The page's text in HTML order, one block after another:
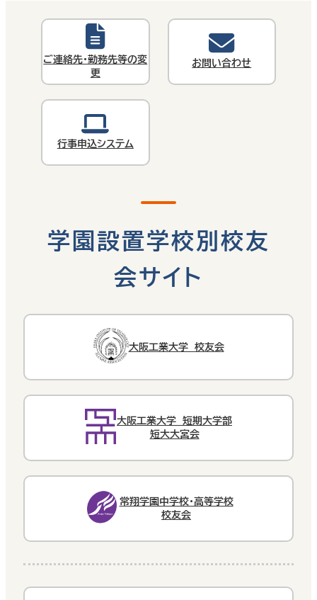
ご連絡先・勤務先等の変
更
お問い合わせ
行事申込システム
学園設置学校別校友
会サイト
大阪工業大学 校友会
大阪工業大学 短期大学部
短大大宮会
常翔学園中学校・高等学校
校友会